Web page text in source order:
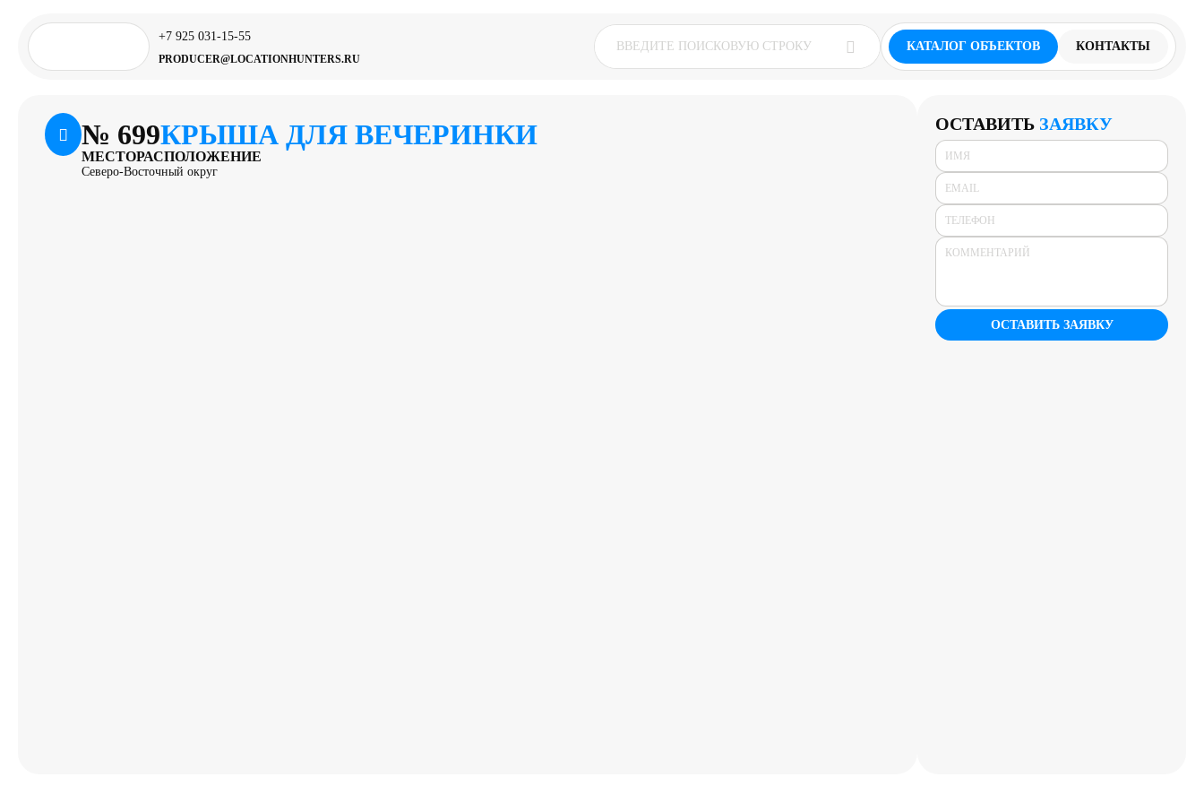
+7 925 031-15-55
PRODUCER@LOCATIONHUNTERS.RU
КАТАЛОГ ОБЪЕКТОВ КОНТАКТЫ
№ 699КРЫША ДЛЯ ВЕЧЕРИНКИ
МЕСТОРАСПОЛОЖЕНИЕ
Северо-Восточный округ
ОСТАВИТЬ ЗАЯВКУ